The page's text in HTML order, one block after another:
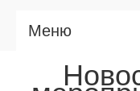
Меню
Главная